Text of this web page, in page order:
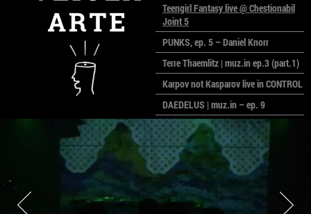
Teengirl Fantasy live @ Chestionabil
Joint 5
PUNKS, ep. 5 – Daniel Knorr
Terre Thaemlitz | muz.in ep.3 (part.1)
Karpov not Kasparov live in CONTROL
DAEDELUS | muz.in – ep. 9
LALELE, LALELE – prima premieră a
anului la MACAZ
CinePOLSKA – filme poloneze la
București
PEOPLE OF ROMANIA se lansează la
galeria Simeza